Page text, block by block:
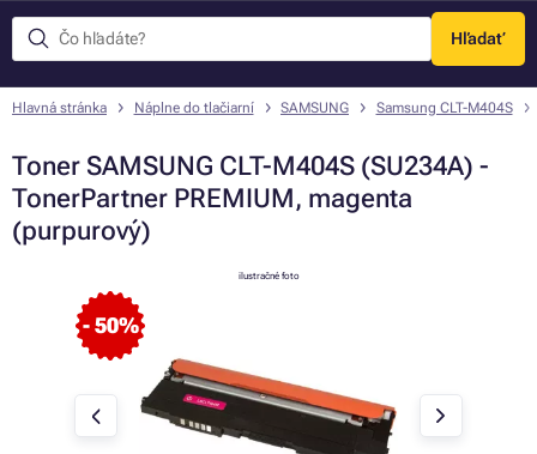
Hľadať
Menu
Hlavná stránka Náplne do tlačiarní SAMSUNG Samsung CLT-M404S
Toner SAMSUNG CLT-M404S (SU234A) -
TonerPartner PREMIUM, magenta
(purpurový)
- 50%
ilustračné foto